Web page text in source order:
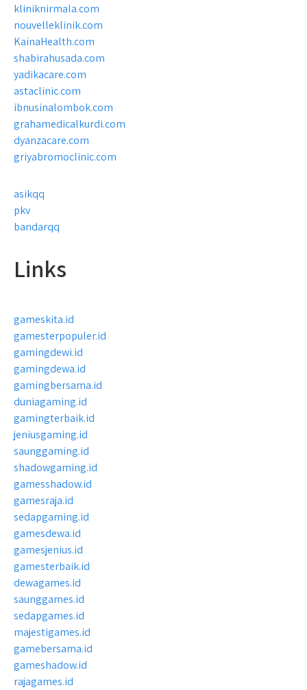
kliniknirmala.com
nouvelleklinik.com
KainaHealth.com
shabirahusada.com
yadikacare.com
astaclinic.com
ibnusinalombok.com
grahamedicalkurdi.com
dyanzacare.com
griyabromoclinic.com
asikqq
pkv
bandarqq
Links
gameskita.id
gamesterpopuler.id
gamingdewi.id
gamingdewa.id
gamingbersama.id
duniagaming.id
gamingterbaik.id
jeniusgaming.id
saunggaming.id
shadowgaming.id
gamesshadow.id
gamesraja.id
sedapgaming.id
gamesdewa.id
gamesjenius.id
gamesterbaik.id
dewagames.id
saunggames.id
sedapgames.id
majestigames.id
gamebersama.id
gameshadow.id
rajagames.id